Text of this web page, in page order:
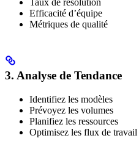
Taux de résolution
Efficacité d’équipe
Métriques de qualité
3. Analyse de Tendance
Identifiez les modèles
Prévoyez les volumes
Planifiez les ressources
Optimisez les flux de travail